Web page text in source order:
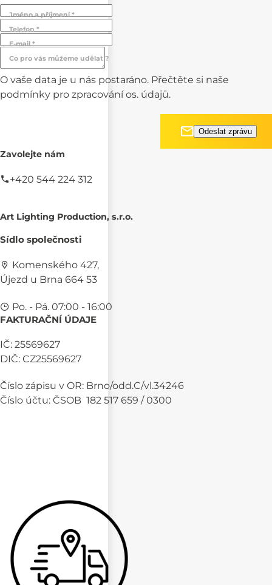
Jméno a příjmení *
Telefon *
E-mail *
Co pro vás můžeme udělat ?
O vaše data je u nás postaráno. Přečtěte si naše
podmínky pro zpracování os. údajů.
Zavolejte nám
+420 544 224 312
Art Lighting Production, s.r.o.
Sídlo společnosti
Komenského 427,
Újezd u Brna 664 53
Po. - Pá. 07:00 - 16:00
FAKTURAČNÍ ÚDAJE
IČ: 25569627
DIČ: CZ25569627
Číslo zápisu v OR: Brno/odd.C/vl.34246
Číslo účtu: ČSOB 182 517 659 / 0300